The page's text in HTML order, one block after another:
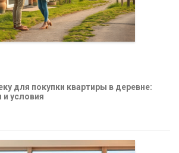
для покупки квартиры в деревне:
условия